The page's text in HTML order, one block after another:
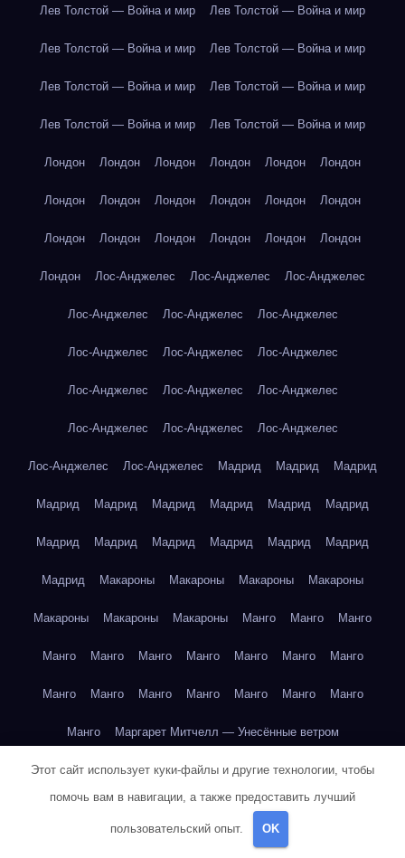
Лев Толстой — Война и мир Лев Толстой — Война и мир
Лев Толстой — Война и мир Лев Толстой — Война и мир
Лев Толстой — Война и мир Лев Толстой — Война и мир
Лев Толстой — Война и мир Лев Толстой — Война и мир
Лондон Лондон Лондон Лондон Лондон Лондон
Лондон Лондон Лондон Лондон Лондон Лондон
Лондон Лондон Лондон Лондон Лондон Лондон
Лондон Лос-Анджелес Лос-Анджелес Лос-Анджелес
Лос-Анджелес Лос-Анджелес Лос-Анджелес
Лос-Анджелес Лос-Анджелес Лос-Анджелес
Лос-Анджелес Лос-Анджелес Лос-Анджелес
Лос-Анджелес Лос-Анджелес Лос-Анджелес
Лос-Анджелес Лос-Анджелес Мадрид Мадрид Мадрид
Мадрид Мадрид Мадрид Мадрид Мадрид Мадрид
Мадрид Мадрид Мадрид Мадрид Мадрид Мадрид
Мадрид Макароны Макароны Макароны Макароны
Макароны Макароны Макароны Манго Манго Манго
Манго Манго Манго Манго Манго Манго Манго
Манго Манго Манго Манго Манго Манго Манго
Манго Маргарет Митчелл — Унесённые ветром
Марк Твен — Приключения Тома Сойера
Марк Твен — Приключения Тома Сойера
Марк Твен — Приключения Тома Сойера
Этот сайт использует куки-файлы и другие технологии, чтобы
помочь вам в навигации, а также предоставить лучший
пользовательский опыт. OK